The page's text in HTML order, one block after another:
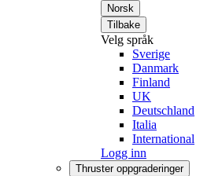
Norsk
Tilbake
Velg språk
Sverige
Danmark
Finland
UK
Deutschland
Italia
International
Logg inn
Thruster oppgraderinger